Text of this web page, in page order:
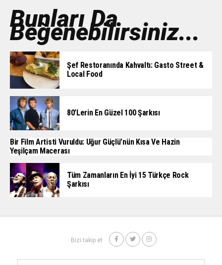
Bunları Da
Beğenebilirsiniz...
Şef Restoranında Kahvaltı: Gasto Street &
Local Food
80’lerin En Güzel 100 Şarkısı
Bir Film Artisti Vuruldu: Uğur Güçlü’nün Kısa Ve Hazin
Yeşilçam Macerası
Tüm Zamanların En İyi 15 Türkçe Rock
Şarkısı
Bizi takip et